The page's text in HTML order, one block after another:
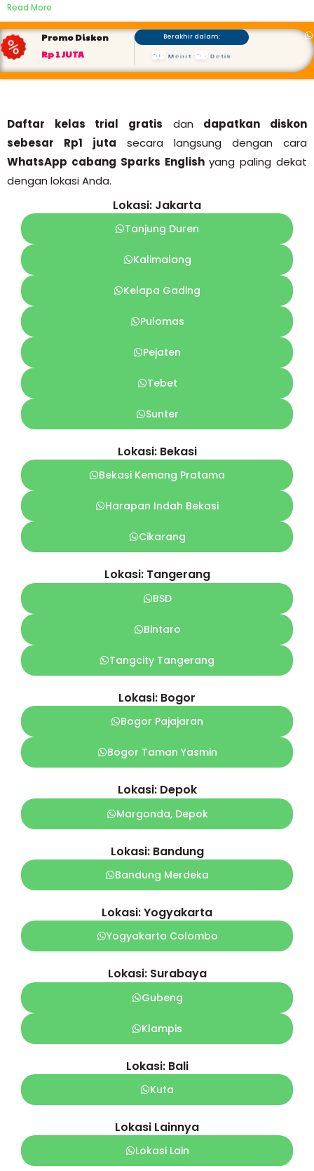
Read More
Promo Diskon
Rp 1 JUTA
Berakhir dalam:
56 Menit : 52 Detik
Daftar kelas trial gratis dan dapatkan diskon
sebesar Rp1 juta secara langsung dengan cara
WhatsApp cabang Sparks Englishyang paling dekat
dengan lokasi Anda.
Lokasi: Jakarta
Tanjung Duren
Kalimalang
Kelapa Gading
Pulomas
Pejaten
Tebet
Sunter
Lokasi: Bekasi
Bekasi Kemang Pratama
Harapan Indah Bekasi
Cikarang
Lokasi: Tangerang
BSD
Bintaro
Tangcity Tangerang
Lokasi: Bogor
Bogor Pajajaran
Bogor Taman Yasmin
Lokasi: Depok
Margonda, Depok
Lokasi: Bandung
Bandung Merdeka
Lokasi: Yogyakarta
Yogyakarta Colombo
Lokasi: Surabaya
Gubeng
Klampis
Lokasi: Bali
Kuta
Lokasi Lainnya
Lokasi Lain